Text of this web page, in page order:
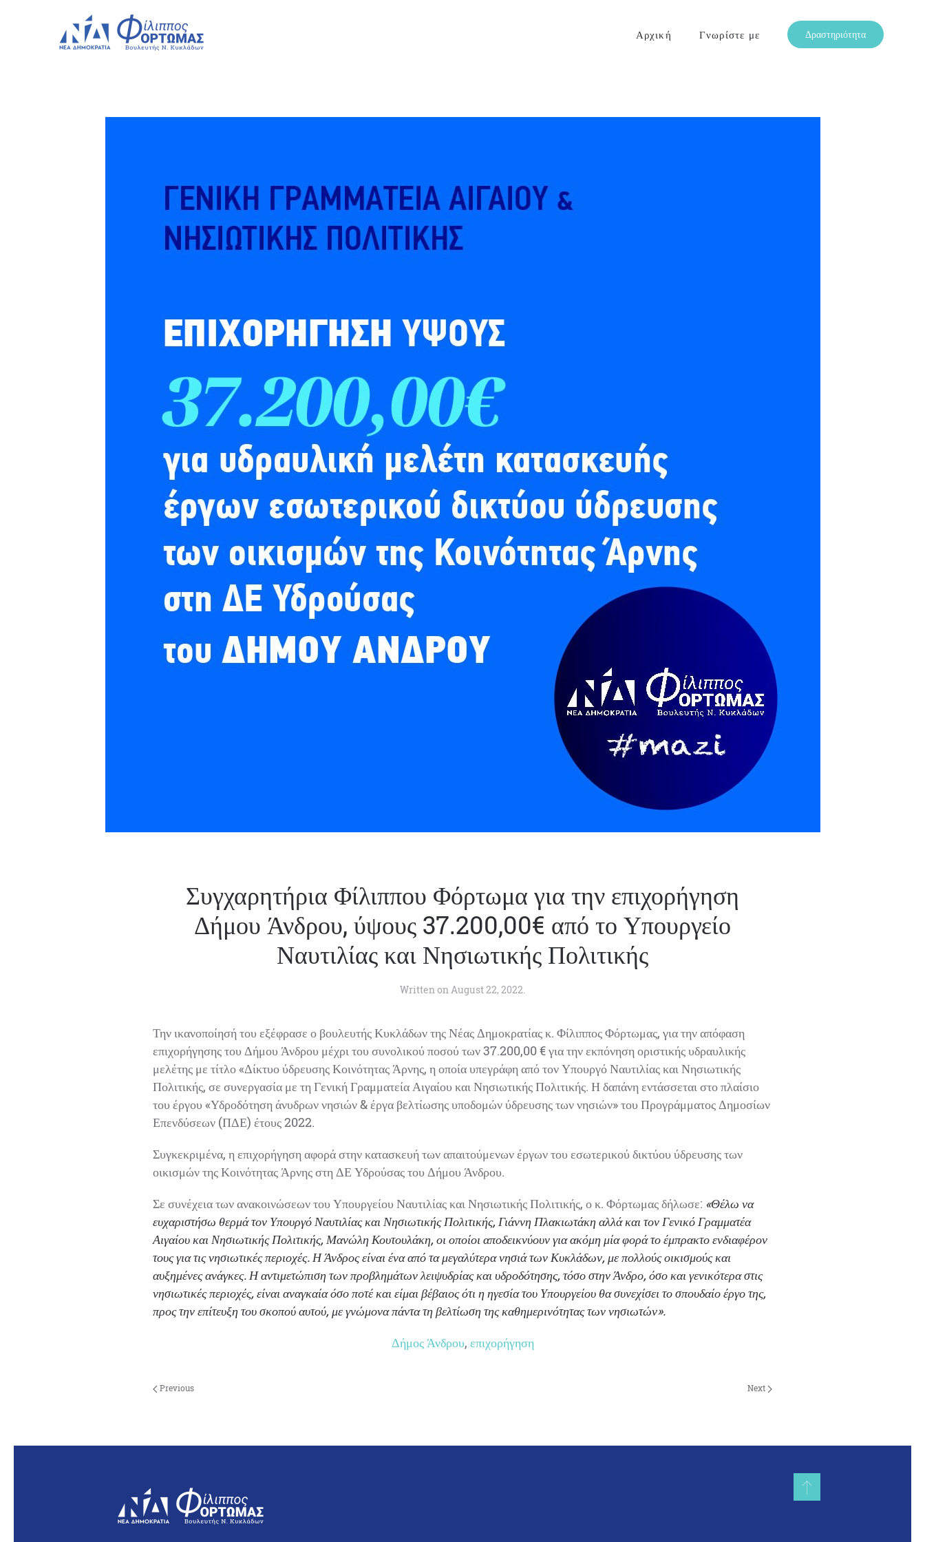
Αρχική Γνωρίστε με Δραστηριότητα
Συγχαρητήρια Φίλιππου Φόρτωμα για την επιχορήγηση
Δήμου Άνδρου, ύψους 37.200,00€ από το Υπουργείο
Ναυτιλίας και Νησιωτικής Πολιτικής
Written onAugust 22, 2022.
Την ικανοποίησή του εξέφρασε ο βουλευτής Κυκλάδων της Νέας Δημοκρατίας κ. Φίλιππος Φόρτωμας, για την απόφαση
επιχορήγησης του Δήμου Άνδρου μέχρι του συνολικού ποσού των 37.200,00 € για την εκπόνηση οριστικής υδραυλικής
μελέτης με τίτλο «Δίκτυο ύδρευσης Κοινότητας Άρνης, η οποία υπεγράφη από τον Υπουργό Ναυτιλίας και Νησιωτικής
Πολιτικής, σε συνεργασία με τη Γενική Γραμματεία Αιγαίου και Νησιωτικής Πολιτικής. Η δαπάνη εντάσσεται στο πλαίσιο
του έργου «Υδροδότηση άνυδρων νησιών & έργα βελτίωσης υποδομών ύδρευσης των νησιών» του Προγράμματος Δημοσίων
Επενδύσεων (ΠΔΕ) έτους 2022.
Συγκεκριμένα, η επιχορήγηση αφορά στην κατασκευή των απαιτούμενων έργων του εσωτερικού δικτύου ύδρευσης των
οικισμών της Κοινότητας Άρνης στη ΔΕ Υδρούσας του Δήμου Άνδρου.
Σε συνέχεια των ανακοινώσεων του Υπουργείου Ναυτιλίας και Νησιωτικής Πολιτικής, ο κ. Φόρτωμας δήλωσε:«Θέλω να
ευχαριστήσω θερμά τον Υπουργό Ναυτιλίας και Νησιωτικής Πολιτικής, Γιάννη Πλακιωτάκη αλλά και τον Γενικό Γραμματέα
Αιγαίου και Νησιωτικής Πολιτικής, Μανώλη Κουτουλάκη, οι οποίοι αποδεικνύουν για ακόμη μία φορά το έμπρακτο ενδιαφέρον
τους για τις νησιωτικές περιοχές. Η Άνδρος είναι ένα από τα μεγαλύτερα νησιά των Κυκλάδων, με πολλούς οικισμούς και
αυξημένες ανάγκες. Η αντιμετώπιση των προβλημάτων λειψυδρίας και υδροδότησης, τόσο στην Άνδρο, όσο και γενικότερα στις
νησιωτικές περιοχές, είναι αναγκαία όσο ποτέ και είμαι βέβαιος ότι η ηγεσία του Υπουργείου θα συνεχίσει το σπουδαίο έργο της,
προς την επίτευξη του σκοπού αυτού, με γνώμονα πάντα τη βελτίωση της καθημερινότητας των νησιωτών».
Δήμος Άνδρου,επιχορήγηση
Previous Next
X